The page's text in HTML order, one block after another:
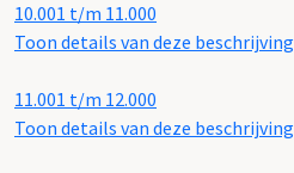
10.001 t/m 11.000
Toon details van deze beschrijving
11.001 t/m 12.000
Toon details van deze beschrijving